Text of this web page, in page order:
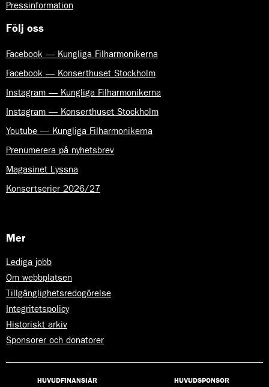
Pressinformation
Följ oss
Facebook — Kungliga Filharmonikerna
Facebook — Konserthuset Stockholm
Instagram — Kungliga Filharmonikerna
Instagram — Konserthuset Stockholm
Youtube — Kungliga Filharmonikerna
Prenumerera på nyhetsbrev
Magasinet Lyssna
Konsertserier 2026/27
Mer
Lediga jobb
Om webbplatsen
Tillgänglighetsredogörelse
Integritetspolicy
Historiskt arkiv
Sponsorer och donatorer
HUVUDFINANSIÄR HUVUDSPONSOR